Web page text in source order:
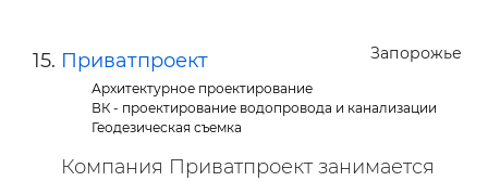
Запорожье
Приватпроект
Архитектурное проектирование
ВК - проектирование водопровода и канализации
Геодезическая съемка
Компания Приватпроект занимается